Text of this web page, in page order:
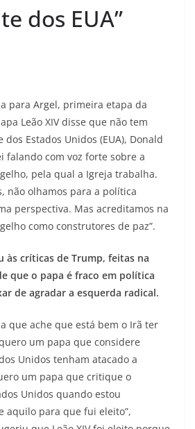
dos EUA”
para Argel, primeira etapa da
Leão XIV disse que não tem
Estados Unidos (EUA), Donald
falando com voz forte sobre a
pela qual a Igreja trabalha.
não olhamos para a política
perspectiva. Mas acreditamos na
como construtores de paz”.
às críticas de Trump, feitas na
que o papa é fraco em política
de agradar a esquerda radical.
que ache que está bem o Irã ter
um papa que considere
Unidos tenham atacado a
um papa que critique o
Unidos quando estou
aquilo para que fui eleito”,